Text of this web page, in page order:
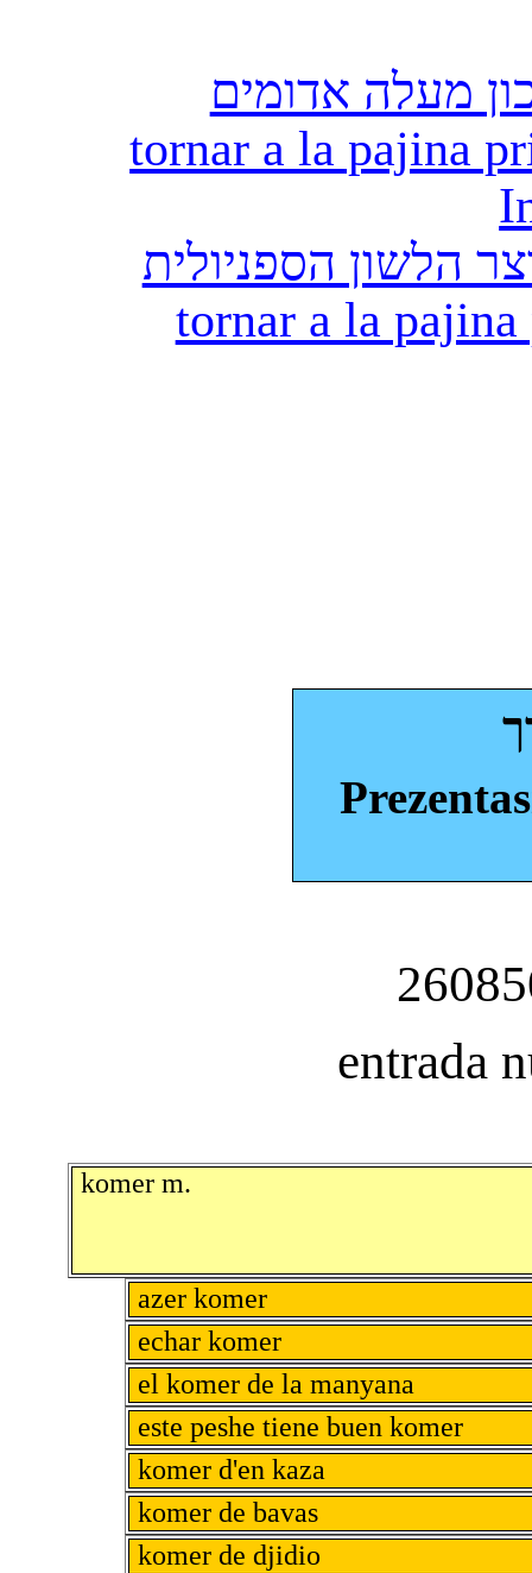
מעלה אדומים
tornar a la pajina
הלשון הספניולית
tornar a la
entrada
komer m.
azer komer
echar komer
el komer de la manyana
este peshe tiene buen komer
komer d'en kaza
komer de bavas
komer de djidio